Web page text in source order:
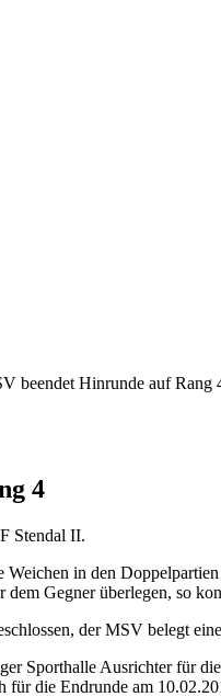
beendet Hinrunde auf Rang
4
Stendal II.
in den
Gegner überlegen, so
der MSV belegt
Sporthalle Ausrichter für die
für die Endrunde am